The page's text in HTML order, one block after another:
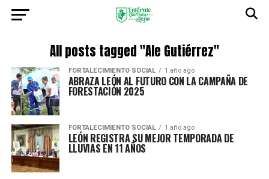
All posts tagged "Ale Gutiérrez"
FORTALECIMIENTO SOCIAL 1 año ago
ABRAZA LEÓN AL FUTURO CON LA CAMPAÑA DE
FORESTACIÓN 2025
FORTALECIMIENTO SOCIAL 1 año ago
LEÓN REGISTRA SU MEJOR TEMPORADA DE
LLUVIAS EN 11 AÑOS